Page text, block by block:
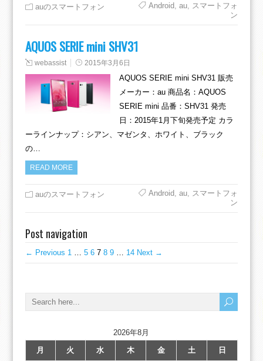
auのスマートフォン Android ,au
スマートフォ
ン
AQUOS SERIE mini SHV31
webassist 2015年3月6日
AQUOS SERIE mini SHV31 販売
メーカー：au 商品名：AQUOS
SERIE mini 品番：SHV31 発売
日：2015年1月下旬発売予定 カラ
ーラインナップ：シアン、マゼンタ、ホワイト、ブラック
の…
READ MORE
auのスマートフォン Android ,au
スマートフォ
ン
Post navigation
← Previous 1 5 6 7 8 9 14 Next →
2026年8月
月
火 水 木 金 土 日